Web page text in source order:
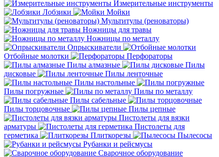
Измерительные инструменты
Лобзики
Мойки
Мультитулы (реноваторы)
Ножницы для травы
Ножницы по металлу
Опрыскиватели
Отбойные молотки
Перфораторы
Пилы алмазные
Пилы
дисковые
Пилы ленточные
Пилы настольные
Пилы погружные
Пилы по металлу
Пилы сабельные
Пилы торцовочные
Пилы цепные
Пистолеты для вязки
арматуры
Пистолеты для
герметика
Плиткорезы
Пылесосы
Рубанки и рейсмусы
Сварочное оборудование